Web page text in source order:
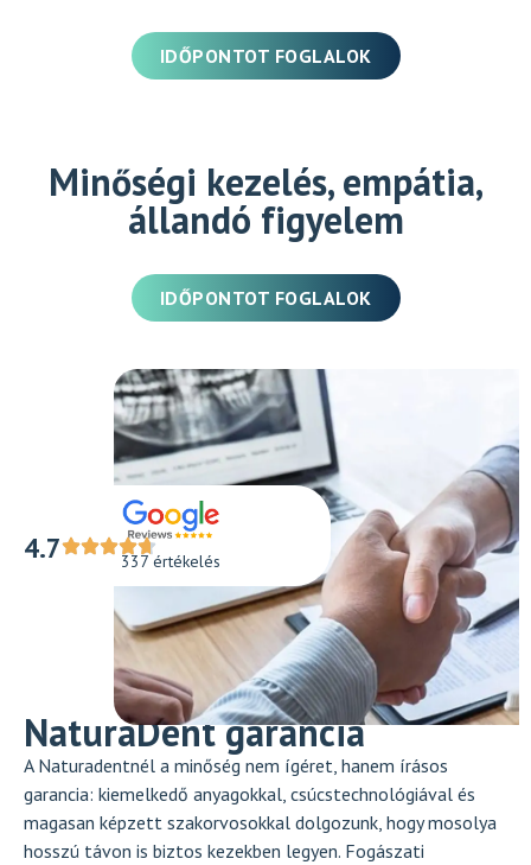
IDŐPONTOT FOGLALOK
Minőségi kezelés, empátia,
állandó figyelem
IDŐPONTOT FOGLALOK
NaturaDent garancia
A Naturadentnél a minőség nem ígéret, hanem írásos
garancia: kiemelkedő anyagokkal, csúcstechnológiával és
magasan képzett szakorvosokkal dolgozunk, hogy mosolya
hosszú távon is biztos kezekben legyen. Fogászati
4.7 337 értékelés